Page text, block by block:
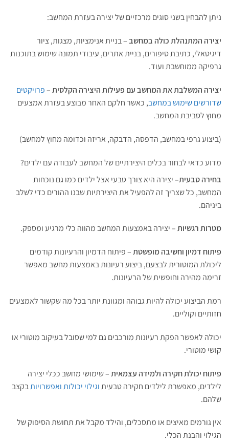
ניתן להבחין בשני סוגים מרכזיים של יצירה בעזרת המחשב:
יצירה המתנהלת כולה במחשב– בניית אנימציות, מצגות, ציור
דיגיטאלי, כתיבת סיפורים, בניית אתרים, עיבודי תמונה שימוש בתוכנות
גרפיקה ממוחשבת ועוד.
יצירה המשלבת את המחשב עם פעילות היצירה הקלסית–פרויקטים
שדורשים שימוש במחשב, כאשר חלקם האחר מבוצע בעזרת אמצעים
מחוץ לסביבת המחשב.
(ביצוע גרפי במחשב, הדפסה, הדבקה, אריזה וכדומה מחוץ למחשב)
מדוע כדאי לבחור בכלים היצירתיים של המחשב לעבודה עם ילדים?
בחירה טבעית– יצירה היא צורך טבעי אצל ילדים כמו גם נוכחות
המחשב, כל שצריך זה להפעיל את היצירתיות שבנו ההורים כדי לשלב
ביניהם.
מטרות רגשיות– יצירה באמצעות המחשב מהווה כלי מרגיע ומספק.
פיתוח דמיון וחשיבה מופשטת– פיתוח הדמיון והרעיונות קודמים
ליכולת המוטורית לבצעם, ביצוע רעיונות באמצעות מחשב מאפשר
זרימה מהירה וחופשית של הרעיונות.
רמת הביצוע יכולה להיות גבוהה ומגוונת יותר בכל מה שקשור לאמצעים
חזותיים וקוליים.
יכולה לאפשר הפקת רעיונות מורכבים גם למי שסובל בעיקוב מוטורי או
קושי מוטורי.
פיתוח יכולת חקירה ולמידה עצמאית– שימושי מחשב ככלי יצירה
לילדים, מאפשרת לילדים חקירה טבעיתוגילוי יכולות ואפשרויותבקצב
שלהם.
אין גורמים מאיצים או מתסכלים, והילד מקבל את תחושת הסיפוק של
הגילוי והבנת הכלי.